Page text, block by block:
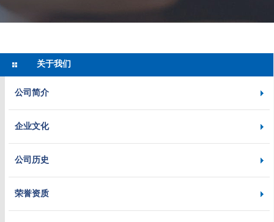
关于我们
公司简介
企业文化
公司历史
荣誉资质